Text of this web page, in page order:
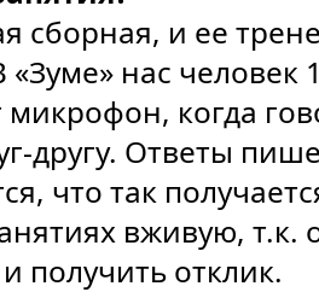
сборная, и ее
«Зуме» нас человек
когда
другу. Ответы
что так
вживую, т.к.
получить отклик.